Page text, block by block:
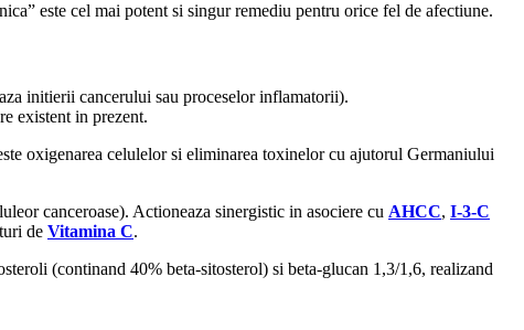
este cel mai potent si singur remediu pentru orice fel de afectiune.
initierii cancerului sau proceselor inflamatorii).
existent in prezent.
oxigenarea celulelor si eliminarea toxinelor cu ajutorul Germaniului
canceroase). Actioneaza sinergistic in asociere cu AHCC, I-3-C
de Vitamina C.
(continand 40% beta-sitosterol) si beta-glucan 1,3/1,6, realizand